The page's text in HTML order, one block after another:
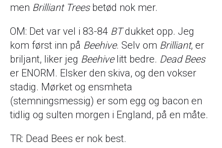
men Brilliant Treesbetød nok mer.
OM: Det var vel i 83-84 BTdukket opp. Jeg
kom først inn på Beehive. Selv om Brilliant, er
briljant, liker jeg Beehivelitt bedre. Dead Bees
er ENORM. Elsker den skiva, og den vokser
stadig. Mørket og ensmheta
(stemningsmessig) er som egg og bacon en
tidlig og sulten morgen i England, på en måte.
TR: Dead Bees er nok best.